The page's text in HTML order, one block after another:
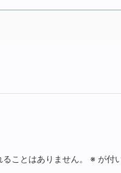
ことはありません。 ※ が付